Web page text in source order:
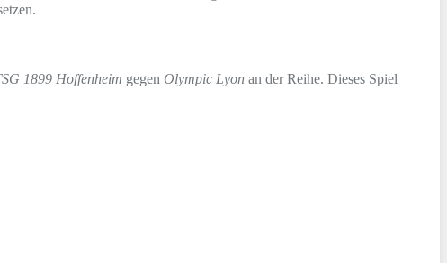
1899 Hoffenheim gegen Olympic Lyon an der Reihe. Dieses Spiel